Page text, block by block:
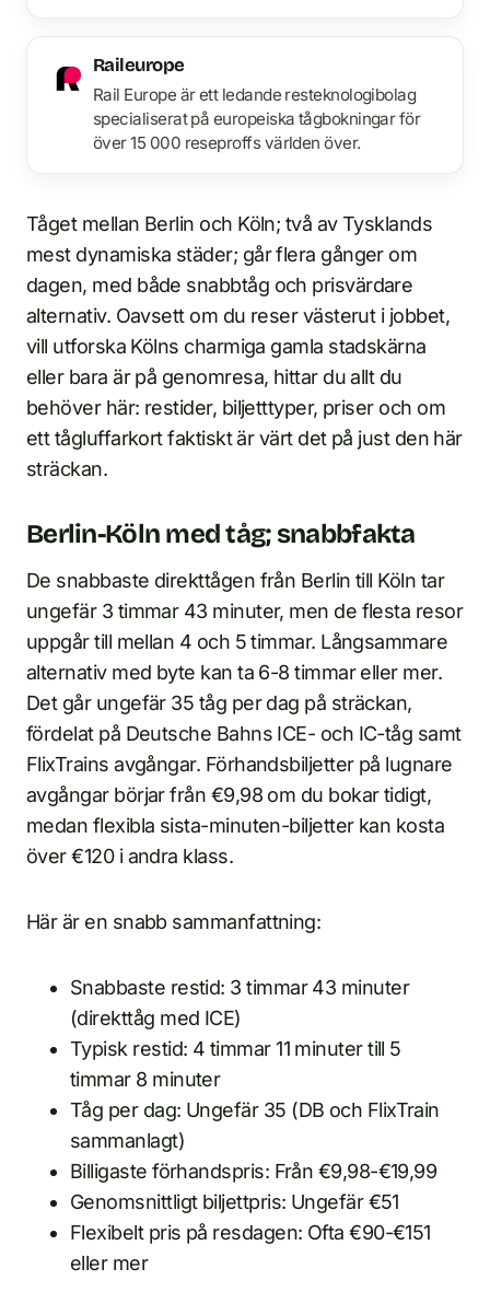
Raileurope
Rail Europe är ett ledande resteknologibolag
specialiserat på europeiska tågbokningar för
över 15 000 reseproffs världen över.
Tåget mellan Berlin och Köln; två av Tysklands
mest dynamiska städer; går flera gånger om
dagen, med både snabbtåg och prisvärdare
alternativ. Oavsett om du reser västerut i jobbet,
vill utforska Kölns charmiga gamla stadskärna
eller bara är på genomresa, hittar du allt du
behöver här: restider, biljetttyper, priser och om
ett tågluffarkort faktiskt är värt det på just den här
sträckan.
Berlin-Köln med tåg; snabbfakta
De snabbaste direkttågen från Berlin till Köln tar
ungefär 3 timmar 43 minuter, men de flesta resor
uppgår till mellan 4 och 5 timmar. Långsammare
alternativ med byte kan ta 6-8 timmar eller mer.
Det går ungefär 35 tåg per dag på sträckan,
fördelat på Deutsche Bahns ICE- och IC-tåg samt
FlixTrains avgångar. Förhandsbiljetter på lugnare
avgångar börjar från €9,98 om du bokar tidigt,
medan flexibla sista-minuten-biljetter kan kosta
över €120 i andra klass.
Här är en snabb sammanfattning:
Snabbaste restid: 3 timmar 43 minuter
(direkttåg med ICE)
Typisk restid: 4 timmar 11 minuter till 5
timmar 8 minuter
Tåg per dag: Ungefär 35 (DB och FlixTrain
sammanlagt)
Billigaste förhandspris: Från €9,98-€19,99
Genomsnittligt biljettpris: Ungefär €51
Flexibelt pris på resdagen: Ofta €90-€151
eller mer